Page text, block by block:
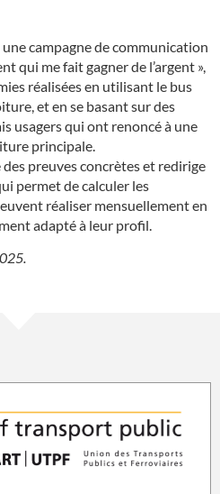
une campagne de communication
qui me fait gagner de l’argent »,
réalisées en utilisant le bus
et en se basant sur des
usagers qui ont renoncé à une
principale.
preuves concrètes et redirige
permet de calculer les
réaliser mensuellement en
adapté à leur profil.